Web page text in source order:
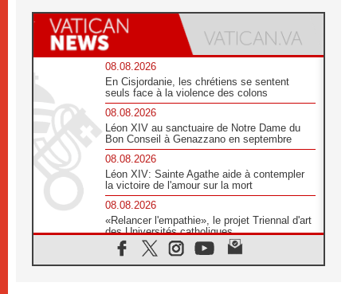
08.08.2026
En Cisjordanie, les chrétiens se sentent
seuls face à la violence des colons
08.08.2026
Léon XIV au sanctuaire de Notre Dame du
Bon Conseil à Genazzano en septembre
08.08.2026
Léon XIV: Sainte Agathe aide à contempler
la victoire de l'amour sur la mort
08.08.2026
«Relancer l'empathie», le projet Triennal d'art
des Universités catholiques
08.08.2026
Signis 2026, donner la parole aux religieuses